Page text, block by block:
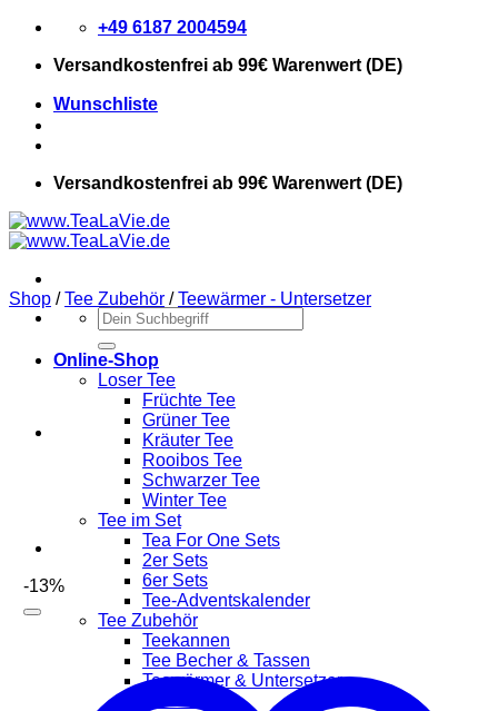
Zum
springen
+49 6187 2004594
Versandkostenfrei ab 99€ Warenwert (DE)
Wunschliste
Versandkostenfrei ab 99€ Warenwert (DE)
Suchen
nach:
Online-Shop
Loser Tee
Früchte Tee
Grüner Tee
Kräuter Tee
Rooibos Tee
Schwarzer Tee
Winter Tee
Tee im Set
Tea For One Sets
2er Sets
6er Sets
Tee-Adventskalender
Tee Zubehör
Teekannen
Tee Becher & Tassen
Teewärmer & Untersetzer
Shop / Tee Zubehör / Teewärmer - Untersetzer
-13%